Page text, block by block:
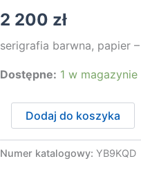
2 200 zł
serigrafia barwna, papier
Dostępne: 1 w magazynie
Anuszkiewicz
-
Dodaj do koszyka
Numer katalogowy:YB9KQD